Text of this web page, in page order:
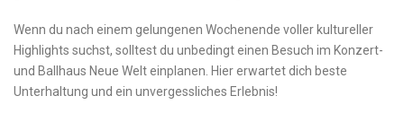
Wenn du nach einem⁣ gelungenen ​Wochenende ⁤voller kultureller
Highlights suchst, ⁤solltest ‍du unbedingt einen Besuch im Konzert-
und‌ Ballhaus ⁢Neue Welt einplanen. Hier erwartet dich beste
Unterhaltung und ein unvergessliches Erlebnis!